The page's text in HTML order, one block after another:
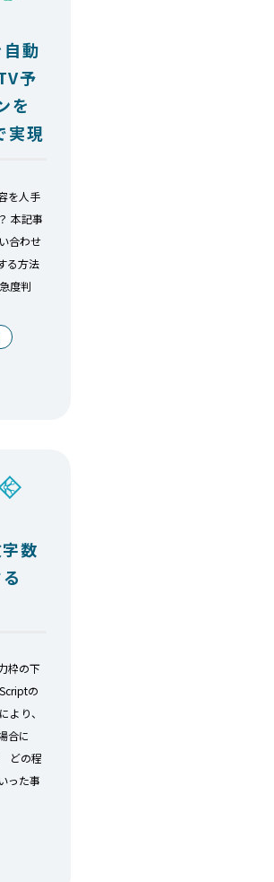
動
予
を
現
を人手
本記事
合わせ
る方法
度判
数
枠の下
の
より、
合に
どの程
った事